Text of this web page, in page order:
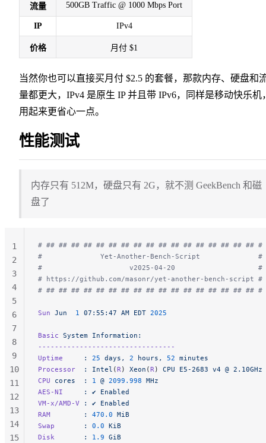
流量 500GB Traffic @ 1000 Mbps Port
IP IPv4
价格 月付 $1
当然你也可以直接买月付 $2.5 的套餐，那款内存、硬盘和
量都更大，IPv4 是原生 IP 并且带 IPv6，同样是移动快乐机
用起来更省心一点。
性能测试
内存只有 512M，硬盘只有 2G，就不测 GeekBench 和磁
盘了
# ## ## ## ## ## ## ## ## ## ## ## ## ## ## ## ## ## #
#              Yet-Another-Bench-Script              #
#                     v2025-04-20                    #
# https://github.com/masonr/yet-another-bench-script #
# ## ## ## ## ## ## ## ## ## ## ## ## ## ## ## ## ## #
Sun Jun
  1
07:55:47 AM EDT 2025
Basic System Information:
---------------------------------
Uptime
     :
25 days, 2 hours, 52 minutes
Processor
  :
Intel (R ) Xeon (R ) CPU E5-2683 v4 @ 2.10GHz
CPU cores
  :
1 @ 2099.998 MHz
AES-NI
     :
✔ Enabled
VM-x/AMD-V : ✔ Enabled
RAM
        :
470.0 MiB
Swap
       :
0.0 KiB
Disk
       :
1.9 GiB
1
2
3
4
5
6
7
8
9
10
11
12
13
14
15